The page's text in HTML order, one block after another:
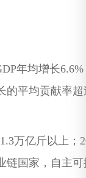
年均增长6.6%
的平均贡献率
亿斤以上；
链国家，自主